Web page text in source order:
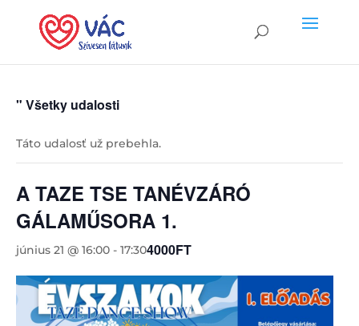
" Všetky udalosti
Táto udalosť už prebehla.
A TAZE TSE TANÉVZÁRÓ
GÁLAMŰSORA 1.
június 21 @ 16:00 - 17:304000FT